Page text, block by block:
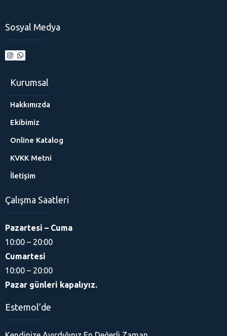
Sosyal Medya
Kurumsal
Hakkımızda
Ekibimiz
Online Katalog
KVKK Metni
İletişim
Çalışma Saatleri
Pazartesi – Cuma
10:00 – 20:00
Cumartesi
10:00 – 20:00
Pazar günleri kapalıyız.
Estemol’de